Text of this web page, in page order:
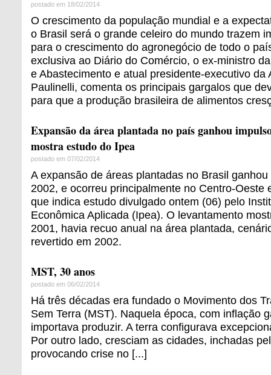
postado em 18/02/2014
O crescimento da população mundial e a
o Brasil será o grande celeiro do mundo trazem
para o crescimento do agronegócio de todo o
exclusiva ao Diário do Comércio, o ex-ministro
e Abastecimento e atual presidente-executivo da
Paulinelli, comenta os principais gargalos que
para que a produção brasileira de alimentos
Expansão da área plantada no país ganhou
mostra estudo do Ipea
postado em 07/02/2014
A expansão de áreas plantadas no Brasil
2002, e ocorreu principalmente no Centro-Oeste
que indica estudo divulgado ontem (06) pelo
Econômica Aplicada (Ipea). O levantamento
2001, havia recuo anual na área plantada,
revertido em 2002.
MST, 30 anos
postado em 06/02/2014
Há três décadas era fundado o Movimento dos
Sem Terra (MST). Naquela época, com inflação
importava produzir. A terra configurava
Por outro lado, cresciam as cidades, inchadas
provocando crise no [...]